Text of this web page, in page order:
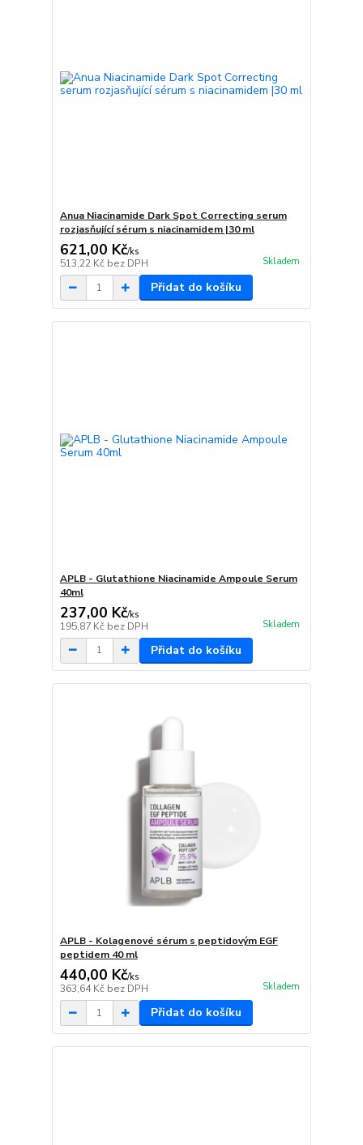
Anua Niacinamide Dark Spot Correcting serum
rozjasňující sérum s niacinamidem |30 ml
621,00 Kč/ks
513,22 Kč bez DPH Skladem
Přidat do košíku
APLB - Glutathione Niacinamide Ampoule Serum
40ml
237,00 Kč/ks
195,87 Kč bez DPH Skladem
Přidat do košíku
APLB - Kolagenové sérum s peptidovým EGF
peptidem 40 ml
440,00 Kč/ks
363,64 Kč bez DPH Skladem
Přidat do košíku